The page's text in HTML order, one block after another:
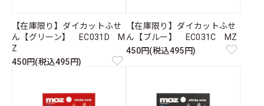
【在庫限り】ダイカットふせ
ん【グリーン】 EC031D M
Z
450円(税込495円)
【在庫限り】ダイカットふせ
ん【ブルー】 EC031C MZ
450円(税込495円)